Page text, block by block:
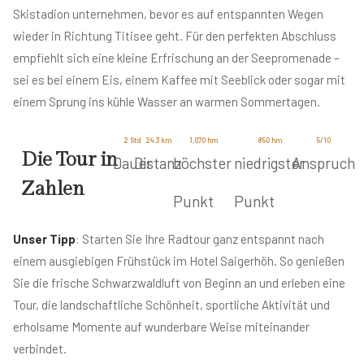
Skistadion unternehmen, bevor es auf entspannten Wegen
wieder in Richtung Titisee geht. Für den perfekten Abschluss
empfiehlt sich eine kleine Erfrischung an der Seepromenade –
sei es bei einem Eis, einem Kaffee mit Seeblick oder sogar mit
einem Sprung ins kühle Wasser an warmen Sommertagen.
Die Tour in
Zahlen
Dauer
2 Std
Distanz
24.3 km
höchster
Punkt
1,070 hm
niedrigster
Punkt
850 hm
Anspruch
5/10
Unser Tipp: Starten Sie Ihre Radtour ganz entspannt nach
einem ausgiebigen Frühstück im Hotel Saigerhöh. So genießen
Sie die frische Schwarzwaldluft von Beginn an und erleben eine
Tour, die landschaftliche Schönheit, sportliche Aktivität und
erholsame Momente auf wunderbare Weise miteinander
verbindet.